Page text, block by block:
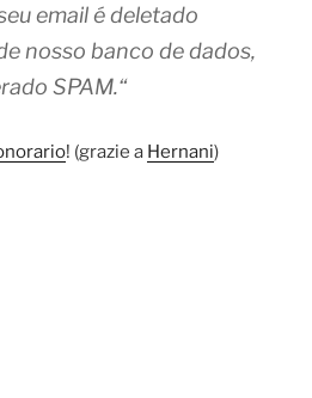
email é deletado
nosso banco de dados,
SPAM.“
! (grazie a Hernani)